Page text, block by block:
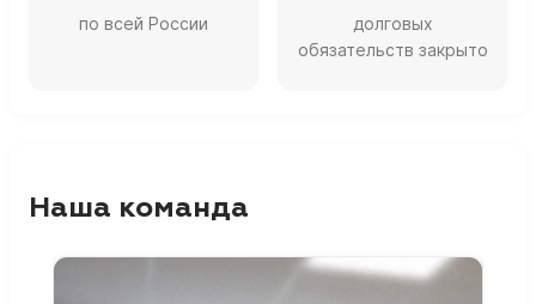
по всей России
долговых
обязательств закрыто
Наша команда